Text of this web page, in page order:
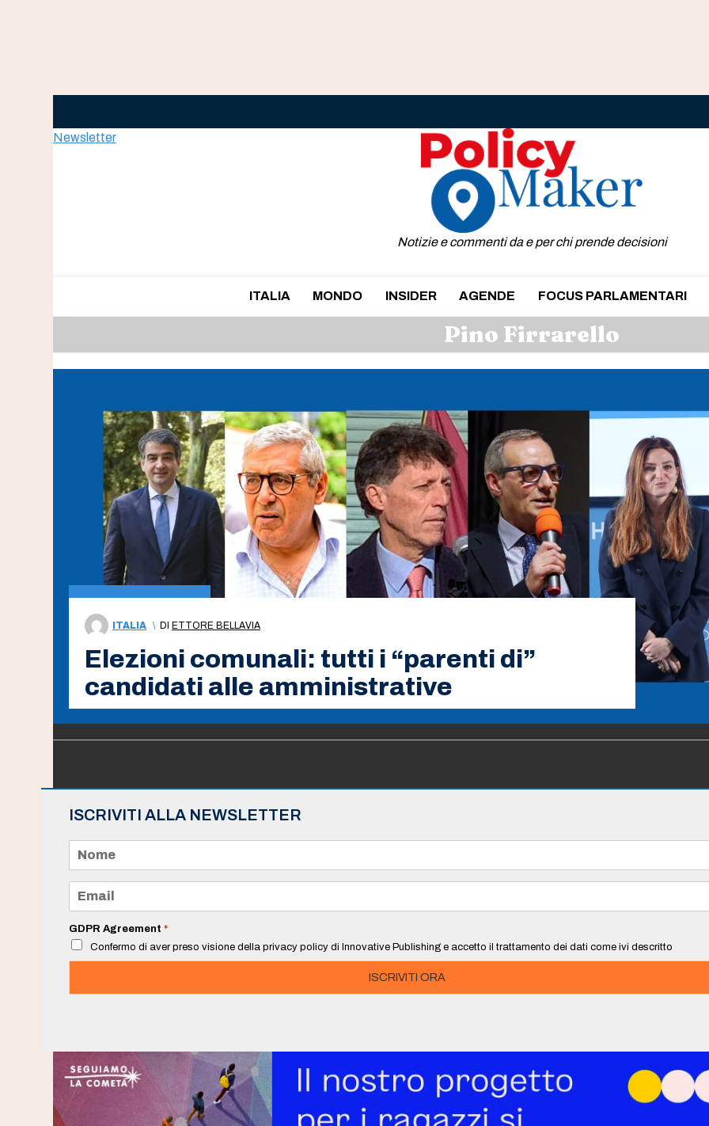
Newsletter
Notizie e commenti da e per chi prende decisioni
ITALIA MONDO INSIDER AGENDE FOCUS PARLAMENTARI
Pino Firrarello
ITALIA \ DI ETTORE BELLAVIA
Elezioni comunali: tutti i “parenti di”
candidati alle amministrative
ISCRIVITI ALLA NEWSLETTER
m
e
a
i
*
GDPR Agreement *
Confermo di aver preso visione della privacy policy di Innovative Publishing e accetto il trattamento dei dati come ivi descritto
ISCRIVITI ORA